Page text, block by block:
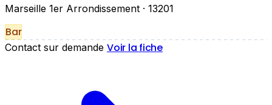
Marseille 1er Arrondissement · 13201
Bar
Contact sur demande Voir la fiche